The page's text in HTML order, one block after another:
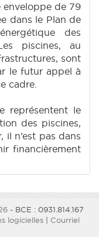
enveloppe de 79
dans le Plan de
des
piscines, au
sont
le futur appel à
cadre.
représentent le
des piscines,
il n’est pas dans
financièrement
- BCE : 0931.814.167
logicielles| Courriel